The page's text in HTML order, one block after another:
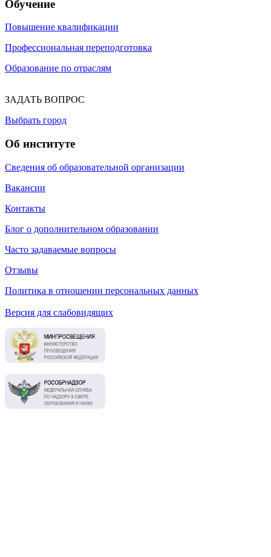
Обучение
Повышение квалификации
Профессиональная переподготовка
Образование по отраслям
ЗАДАТЬ ВОПРОС
Выбрать город
Об институте
Сведения об образовательной организации
Вакансии
Контакты
Блог о дополнительном образовании
Часто задаваемые вопросы
Отзывы
Политика в отношении персональных данных
Версия для слабовидящих